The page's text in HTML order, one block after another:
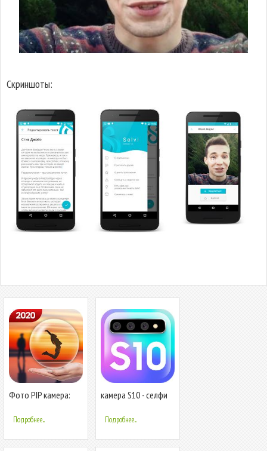
Скриншоты:
Фото PIP камера:
коллаж
Подробнее...
камера S10 - селфи
S10 HD
Подробнее...